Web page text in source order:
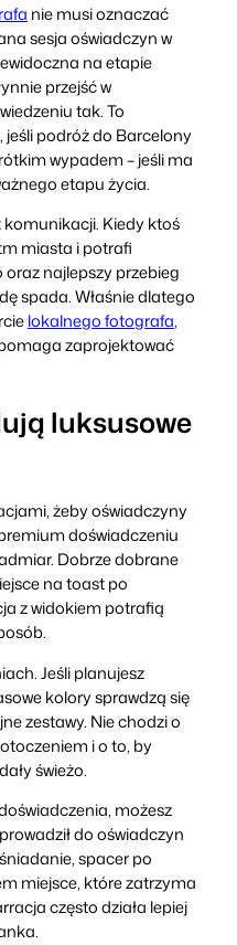
nie musi oznaczać
sesja oświadczyn w
na etapie
przejść w
tak. To
jeśli podróż do Barcelony
wypadem – jeśli ma
etapu życia.
Kiedy ktoś
miasta i potrafi
oraz najlepszy przebieg
spada. Właśnie dlatego
lokalnego fotografa,
zaprojektować
luksusowe
żeby oświadczyny
doświadczeniu
Dobrze dobrane
na toast po
z widokiem potrafią
Jeśli planujesz
kolory sprawdzą się
zestawy. Nie chodzi o
i o to, by
świeżo.
możesz
do oświadczyn
spacer po
miejsce, które zatrzyma
często działa lepiej